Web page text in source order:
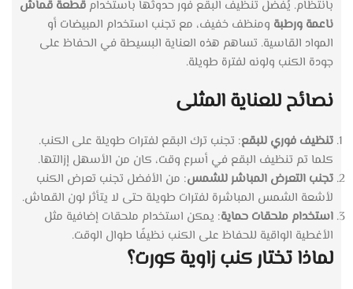
بانتظام. يُفضل تنظيف البقع فور حدوثها باستخدام قطعة قماش
ناعمة ورطبة ومنظف خفيف، مع تجنب استخدام المبيضات أو
المواد القاسية. تساهم هذه العناية البسيطة في الحفاظ على
جودة الكنب ولونه لفترة طويلة.
نصائح للعناية المثلى
تنظيف فوري للبقع: تجنب ترك البقع لفترات طويلة على الكنب.
كلما تم تنظيف البقع في أسرع وقت، كان من الأسهل إزالتها.
تجنب التعرض المباشر للشمس: من الأفضل تجنب تعرض الكنب
لأشعة الشمس المباشرة لفترات طويلة حتى لا يتأثر لون القماش.
استخدام ملحقات حماية: يمكن استخدام ملحقات إضافية مثل
الأغطية الواقية للحفاظ على الكنب نظيفًا طوال الوقت.
لماذا تختار كنب زاوية كورت؟